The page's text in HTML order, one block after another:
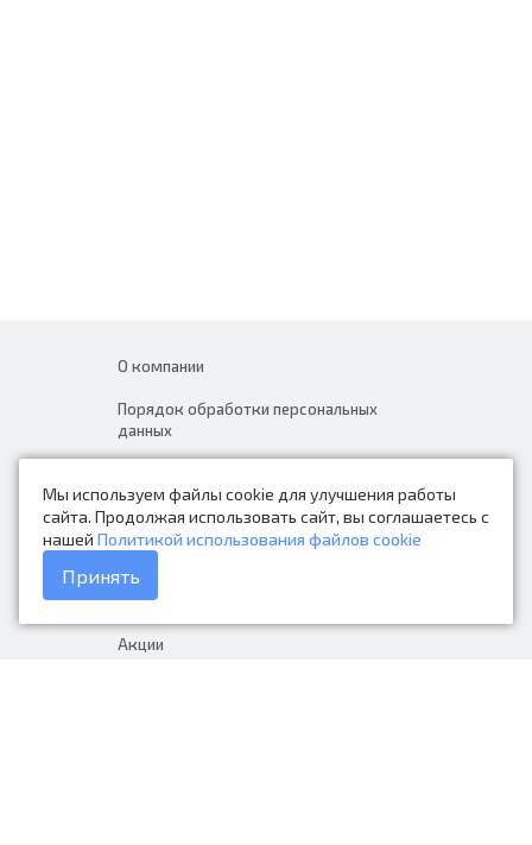
Мы используем файлы cookie для улучшения работы
сайта. Продолжая использовать сайт, вы соглашаетесь с
нашей Политикой использования файлов cookie
Принять
О компании
Порядок обработки персональных
данных
Контакты
Каталог товаров
Доставка и оплата
Акции